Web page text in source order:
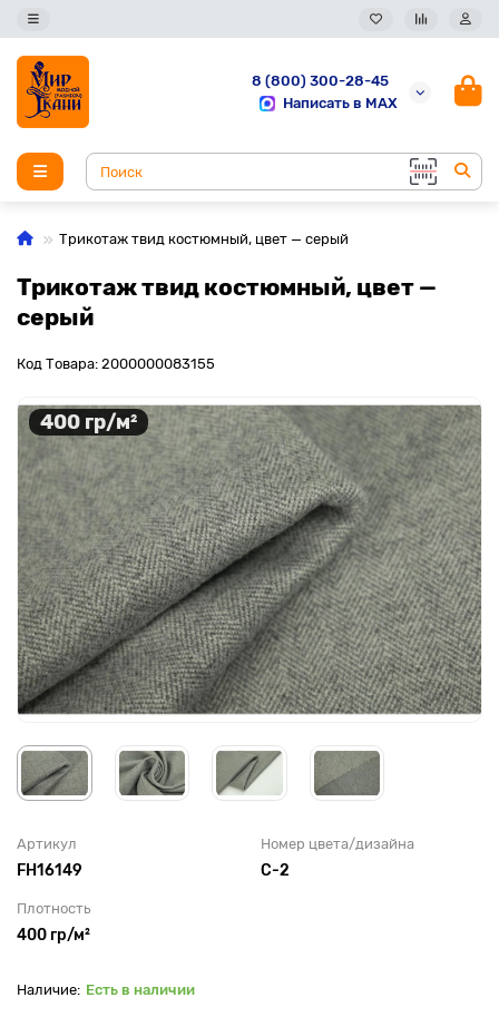
8 (800) 300-28-45
Написать в MAX
Трикотаж твид костюмный, цвет — серый
Трикотаж твид костюмный, цвет —
серый
Код Товара: 2000000083155
400 гр/м²
Артикул
FH16149
Номер цвета/дизайна
C-2
Плотность
400 гр/м²
Есть в наличии